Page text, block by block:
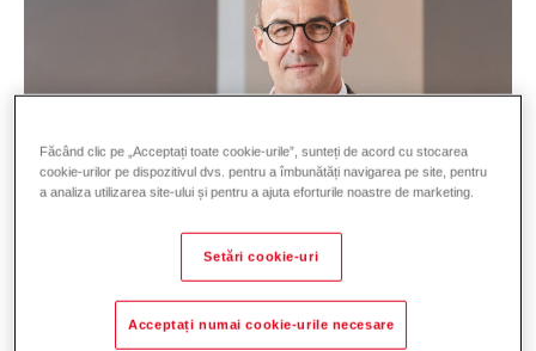
Peter Gerner, co-CEO
Făcând clic pe „Acceptați toate cookie-urile”, sunteți de acord cu stocarea
cookie-urilor pe dispozitivul dvs. pentru a îmbunătăți navigarea pe site, pentru
a analiza utilizarea site-ului și pentru a ajuta eforturile noastre de marketing.
Setări cookie-uri
Acceptați numai cookie-urile necesare